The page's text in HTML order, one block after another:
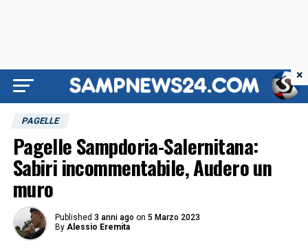
PAGELLE
Pagelle Sampdoria-Salernitana:
Sabiri incommentabile, Audero un
muro
Published 3 anni ago on 5 Marzo 2023
By Alessio Eremita
×